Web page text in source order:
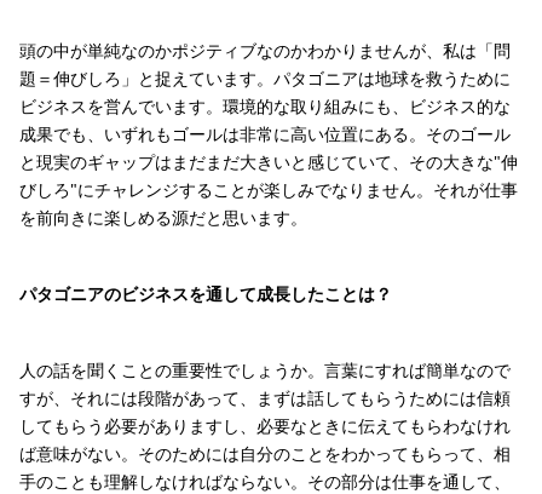
頭の中が単純なのかポジティブなのかわかりませんが、私は「問
題＝伸びしろ」と捉えています。パタゴニアは地球を救うために
ビジネスを営んでいます。環境的な取り組みにも、ビジネス的な
成果でも、いずれもゴールは非常に高い位置にある。そのゴール
と現実のギャップはまだまだ大きいと感じていて、その大きな"伸
びしろ"にチャレンジすることが楽しみでなりません。それが仕事
を前向きに楽しめる源だと思います。
パタゴニアのビジネスを通して成長したことは？
人の話を聞くことの重要性でしょうか。言葉にすれば簡単なので
すが、それには段階があって、まずは話してもらうためには信頼
してもらう必要がありますし、必要なときに伝えてもらわなけれ
ば意味がない。そのためには自分のことをわかってもらって、相
手のことも理解しなければならない。その部分は仕事を通して、